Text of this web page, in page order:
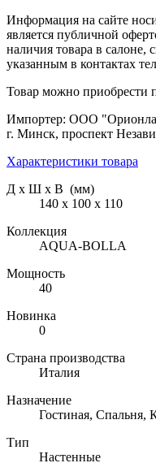
Информация на сайте
является публичной
наличия товара в салоне,
указанным в контактах
Товар можно приобрести
Импортер: ООО
г. Минск, проспект
Характеристики товара
Д х Ш х В (мм)
140 х 100 х 110
Коллекция
AQUA-BOLLA
Мощность
40
Новинка
0
Страна производства
Италия
Назначение
Гостиная, Спальня,
Тип
Настенные